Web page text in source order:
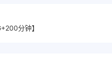
分钟】